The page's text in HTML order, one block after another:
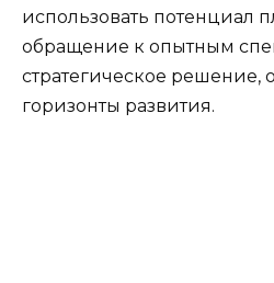
использовать потенциал
обращение к опытным
стратегическое
горизонты развития.